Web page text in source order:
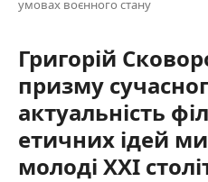
умовах воєнного стану
Григорій
призму
актуальність
етичних ідей
молоді ХХІ